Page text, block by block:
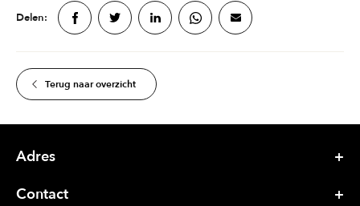
Terug naar overzicht
Delen:
Adres
Contact